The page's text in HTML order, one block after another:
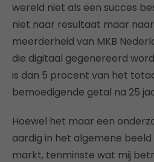
wereld niet als een succes
niet naar resultaat maar
meerderheid van MKB
die digitaal gegenereerd
is dan 5 procent van het
bemoedigende getal na 25
Hoewel het maar een
aardig in het algemene beeld
markt, tenminste wat mij